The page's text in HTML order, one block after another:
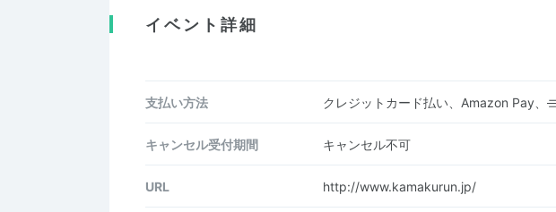
イベント詳細
支払い方法 クレジットカード払い、Amazon Pay、
キャンセル受付期間 キャンセル不可
URL http://www.kamakurun.jp/